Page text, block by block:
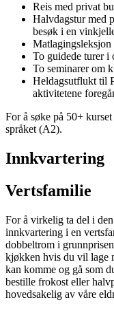
Reis med privat
Halvdagstur med
besøk i en
Matlagingsleksjon
To guidede turer i
To seminarer om
Heldagsutflukt til
aktivitetene
For å søke på 50+
språket (A2).
Innkvartering
Vertsfamilie
For å virkelig ta del i
innkvartering i en
dobbeltrom i
kjøkken hvis du vil lage
kan komme og gå som
bestille frokost eller
hovedsakelig av våre